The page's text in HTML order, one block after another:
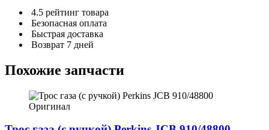
4.5 рейтинг товара
Безопасная оплата
Быстрая доставка
Возврат 7 дней
Похожие запчасти